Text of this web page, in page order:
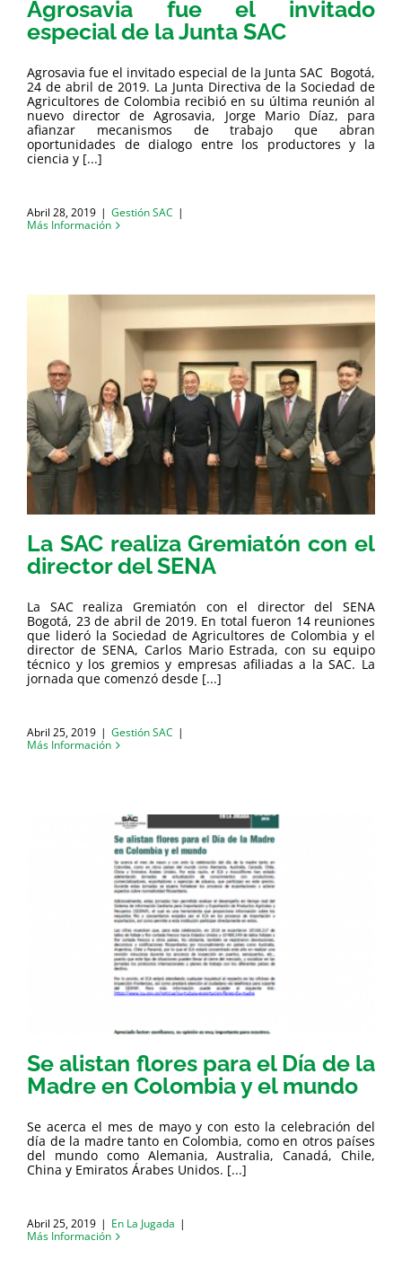
Agrosavia fue el invitado
especial de la Junta SAC
Agrosavia fue el invitado especial de la Junta SAC Bogotá,
24 de abril de 2019. La Junta Directiva de la Sociedad de
Agricultores de Colombia recibió en su última reunión al
nuevo director de Agrosavia, Jorge Mario Díaz, para
afianzar mecanismos de trabajo que abran
oportunidades de dialogo entre los productores y la
ciencia y [...]
Abril 28, 2019 | Gestión SAC |
Más Información
La SAC realiza Gremiatón con el
director del SENA
La SAC realiza Gremiatón con el director del SENA
Bogotá, 23 de abril de 2019. En total fueron 14 reuniones
que lideró la Sociedad de Agricultores de Colombia y el
director de SENA, Carlos Mario Estrada, con su equipo
técnico y los gremios y empresas afiliadas a la SAC. La
jornada que comenzó desde [...]
Abril 25, 2019 | Gestión SAC |
Más Información
Se alistan flores para el Día de la
Madre en Colombia y el mundo
Se acerca el mes de mayo y con esto la celebración del
día de la madre tanto en Colombia, como en otros países
del mundo como Alemania, Australia, Canadá, Chile,
China y Emiratos Árabes Unidos. [...]
Abril 25, 2019 | En La Jugada |
Más Información